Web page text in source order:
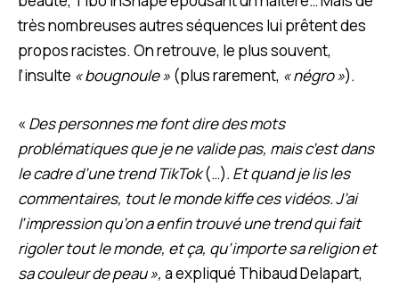
très nombreuses autres séquences lui prêtent des
propos racistes. On retrouve, le plus souvent,
l’insulte « bougnoule » (plus rarement, « négro »).
« Des personnes me font dire des mots
problématiques que je ne valide pas, mais c’est dans
le cadre d’une trend TikTok(…). Et quand je lis les
commentaires, tout le monde kiffe ces vidéos. J’ai
l’impression qu’on a enfin trouvé une trend qui fait
rigoler tout le monde, et ça, qu’importe sa religion et
sa couleur de peau », a expliqué Thibaud Delapart,